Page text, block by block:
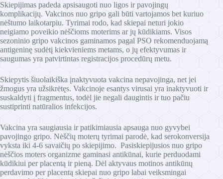
Skiepijimas padeda apsisaugoti nuo ligos ir pavojingų
komplikacijų. Vakcinos nuo gripo gali būti vartojamos bet kuriuo
nėštumo laikotarpiu. Tyrimai rodo, kad skiepai neturi jokio
neigiamo poveikio nėščioms moterims ar jų kūdikiams. Visos
sezoninio gripo vakcinos gaminamos pagal PSO rekomenduojamą
antigeninę sudėtį kiekvieniems metams, o jų efektyvumas ir
saugumas yra patvirtintas registracijos procedūrų metu.
Skiepytis šiuolaikiška įnaktyvuota vakcina nepavojinga, net jei
žmogus yra užsikrėtęs. Vakcinoje esantys virusai yra inaktyvuoti ir
suskaldyti į fragmentus, todėl jie negali daugintis ir tuo pačiu
sustiprinti natūralios infekcijos.
Vakcina yra saugiausia ir patikimiausia apsauga nuo gyvybei
pavojingo gripo. Nėščių moterų tyrimai parodė, kad serokonversija
vyksta iki 4-6 savaičių po skiepijimo. Pasiskiepijusios nuo gripo
nėščios moters organizme gaminasi antikūnai, kurie perduodami
kūdikiui per placentą ir pieną. Dėl aktyvaus motinos antikūnų
perdavimo per placentą skiepai nuo gripo labai veiksmingai